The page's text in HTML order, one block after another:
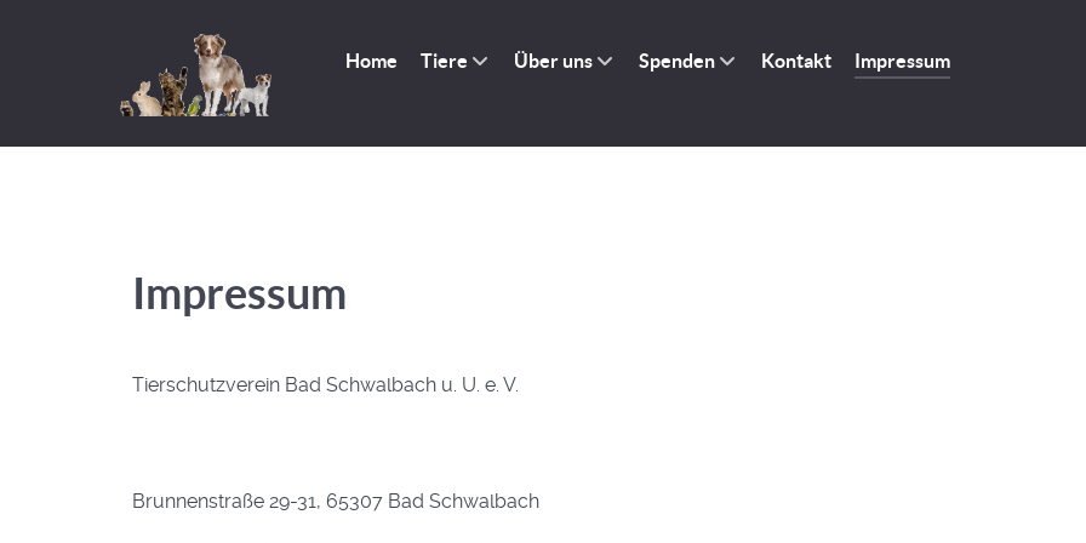
Home Tiere Über uns Spenden Kontakt Impressum
Impressum
Tierschutzverein Bad Schwalbach u. U. e. V.
Brunnenstraße 29-31, 65307 Bad Schwalbach